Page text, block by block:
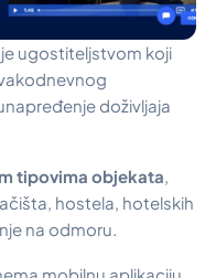
ugostiteljstvom koji
doživljaja
tipovima objekata,
hostela, hotelskih
na odmoru.